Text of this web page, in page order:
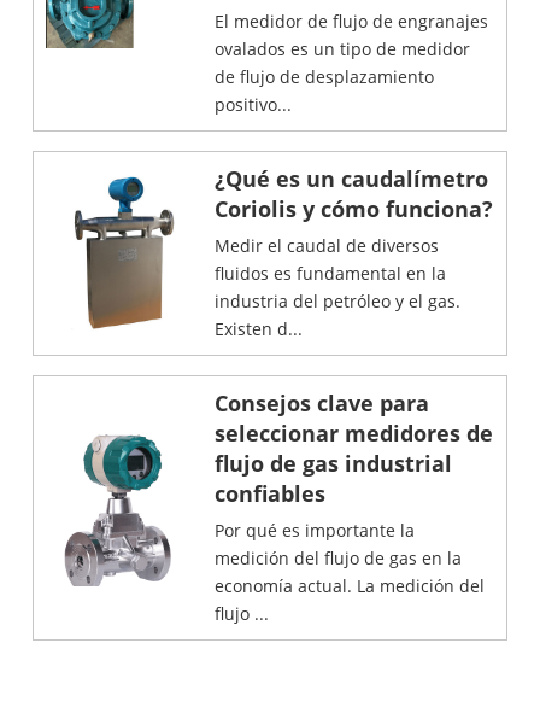
El medidor de flujo de engranajes
ovalados es un tipo de medidor
de flujo de desplazamiento
positivo...
¿Qué es un caudalímetro
Coriolis y cómo funciona?
Medir el caudal de diversos
fluidos es fundamental en la
industria del petróleo y el gas.
Existen d...
Consejos clave para
seleccionar medidores de
flujo de gas industrial
confiables
Por qué es importante la
medición del flujo de gas en la
economía actual. La medición del
flujo ...